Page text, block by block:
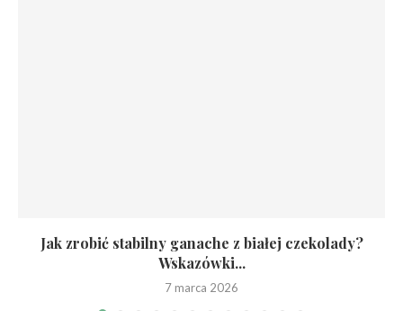
Jak zrobić stabilny ganache z białej czekolady?
Wskazówki...
7 marca 2026